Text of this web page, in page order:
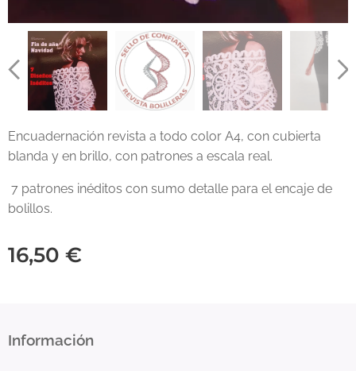
Encuadernación revista a todo color A4, con cubierta
blanda y en brillo, con patrones a escala real.
7 patrones inéditos con sumo detalle para el encaje de
bolillos.
16,50 €
Información